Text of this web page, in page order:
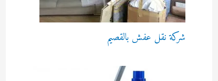
شركة نقل عفش بالقصيم